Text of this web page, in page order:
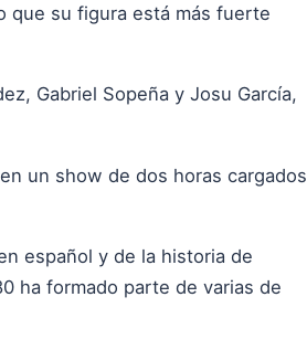
que su figura está más fuerte
Gabriel Sopeña y Josu García,
un show de dos horas cargados
español y de la historia de
ha formado parte de varias de